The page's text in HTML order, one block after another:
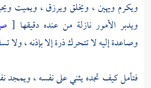
ويكرم ويهين ، ويخلق ويرزق ، ويميت
ويدبر الأمور نازلة من عنده دقيقها [
وصاعدة إليه لا تتحرك ذرة إلا بإذنه ، ولا
فتأمل كيف تجده يثني على نفسه ، ويمجد